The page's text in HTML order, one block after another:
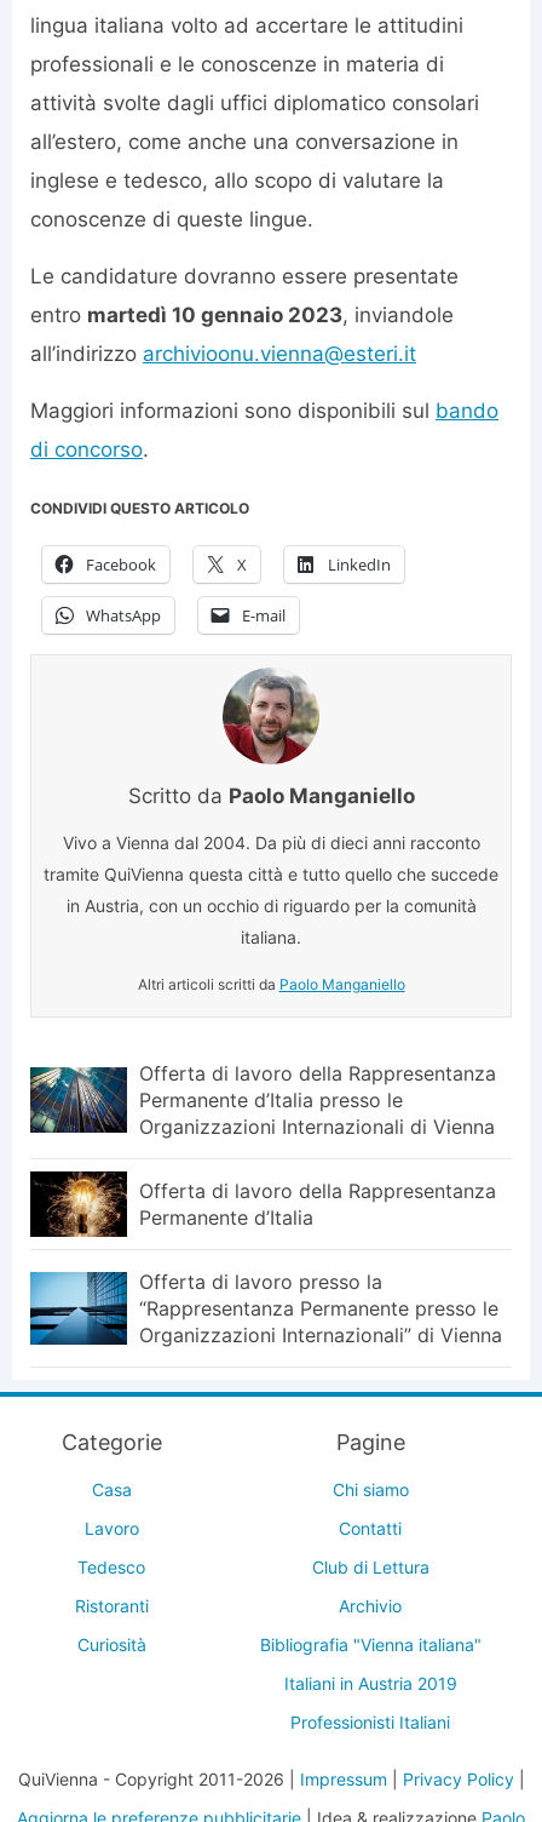
lingua italiana volto ad accertare le attitudini
professionali e le conoscenze in materia di
attività svolte dagli uffici diplomatico consolari
all’estero, come anche una conversazione in
inglese e tedesco, allo scopo di valutare la
conoscenze di queste lingue.
Le candidature dovranno essere presentate
entro martedì 10 gennaio 2023, inviandole
all’indirizzo archivioonu.vienna@esteri.it
Maggiori informazioni sono disponibili sul bando
di concorso.
CONDIVIDI QUESTO ARTICOLO
Facebook X LinkedIn
WhatsApp E-mail
Scritto da Paolo Manganiello
Vivo a Vienna dal 2004. Da più di dieci anni racconto
tramite QuiVienna questa città e tutto quello che succede
in Austria, con un occhio di riguardo per la comunità
italiana.
Altri articoli scritti da Paolo Manganiello
Offerta di lavoro della Rappresentanza
Permanente d’Italia presso le
Organizzazioni Internazionali di Vienna
Offerta di lavoro della Rappresentanza
Permanente d’Italia
Offerta di lavoro presso la
“Rappresentanza Permanente presso le
Organizzazioni Internazionali” di Vienna
Categorie
Casa
Lavoro
Tedesco
Ristoranti
Curiosità
Pagine
Chi siamo
Contatti
Club di Lettura
Archivio
Bibliografia "Vienna italiana"
Italiani in Austria 2019
Professionisti Italiani
QuiVienna - Copyright 2011-2026 | Impressum Privacy Policy|
Aggiorna le preferenze pubblicitarie | Idea & realizzazione Paolo